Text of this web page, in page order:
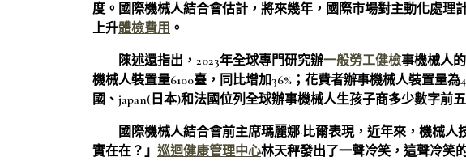
度。國際機械人結合會估計，將來幾年，國際市場對主動化處理
上升體檢費用 。
陳述還指出，2023年全球專門研究辦一般勞工健檢事機械人
機械人裝置量6100臺，同比增加36%；花費者辦事機械人裝置量為
國、japan(日本)和法國位列全球辦事機械人生孩子商多少數字前五
國際機械人結合會前主席瑪麗娜·比爾表現，近年來，機械
實在在？」 巡迴健康管理中心林天秤發出了一聲冷笑，這聲冷笑